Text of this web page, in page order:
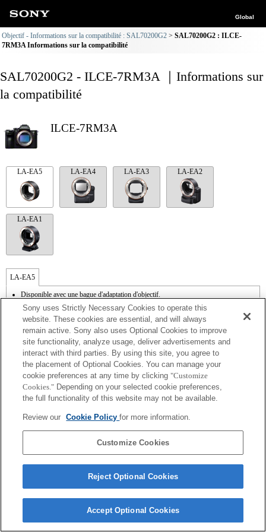
Global
Objectif - Informations sur la compatibilité : SAL70200G2
SAL70200G2 : ILCE-
7RM3A Informations sur la compatibilité
SAL70200G2 - ILCE-7RM3A ｜Informations sur
la compatibilité
ILCE-7RM3A
LA-EA5 LA-EA4 LA-EA3 LA-EA2
LA-EA1
LA-EA5
Disponible avec une bague d'adaptation d'objectif.
Le son de fonctionnement du diaphragme est enregistré à l'aide du microphone
interne.
Outside the A (Aperture priority), S (Shutter priority), and M (Manual) modes, the
shutter speed and the aperture can not be adjusted during the movie recording.
Si vous fixez l'objectif à monture A à l'aide de l'adaptateur, la fonction d'aide à la mise
au point manuelle ne fonctionne pas automatiquement lorsque vous tournez la bague
de mise au point. Vous pouvez agrandir l'image en sélectionnant la fonction [Loupe
mise pt] ou [Aide MF] sur n'importe quelle touche de "Réglag. touche perso".
Sony uses Strictly Necessary Cookies to operate this
website. These cookies are essential, and will always
remain active. Sony also uses Optional Cookies to improve
site functionality, analyze usage, deliver advertisements and
interact with third parties. By using this site, you agree to
the placement of Optional Cookies. You can manage your
cookie preferences at any time by clicking "Customize
Cookies." Depending on your selected cookie preferences,
the full functionality of this website may not be available.
Review our Cookie Policyfor more information.
Customize Cookies
Reject Optional Cookies
Accept Optional Cookies